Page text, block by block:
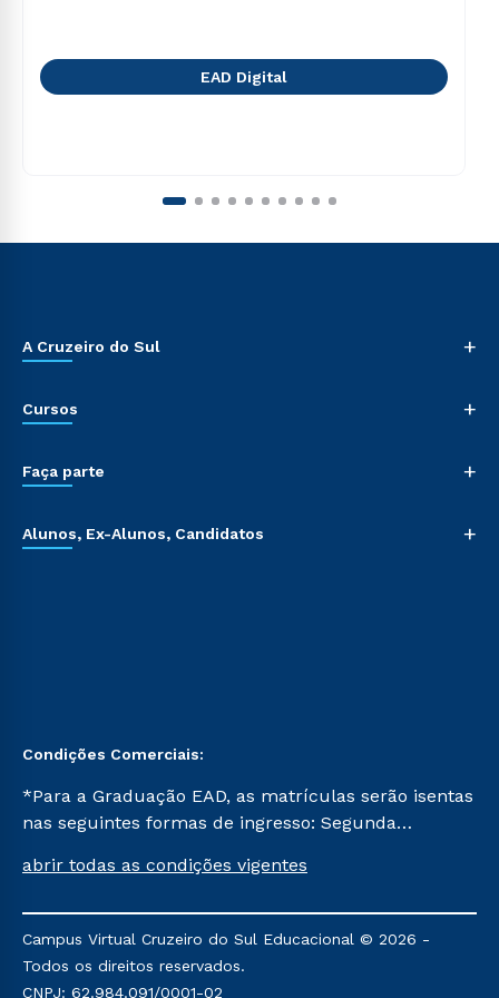
EAD Digital
A Cruzeiro do Sul +
Cursos +
Faça parte +
Alunos, Ex-Alunos, Candidatos +
Condições Comerciais:
*Para a Graduação EAD, as matrículas serão isentas
nas seguintes formas de ingresso: Segunda
Já para as demais, a taxa de matrícula será de R$
mencionadas são referentes aos cursos: Ensino
Religioso, Geografia para a Docência e Metodologia
do Ensino de História: Questões Atuais.
abrir todas as condições vigentes
Campus Virtual Cruzeiro do Sul Educacional © 2026 -
Todos os direitos reservados.
CNPJ: 62.984.091/0001-02